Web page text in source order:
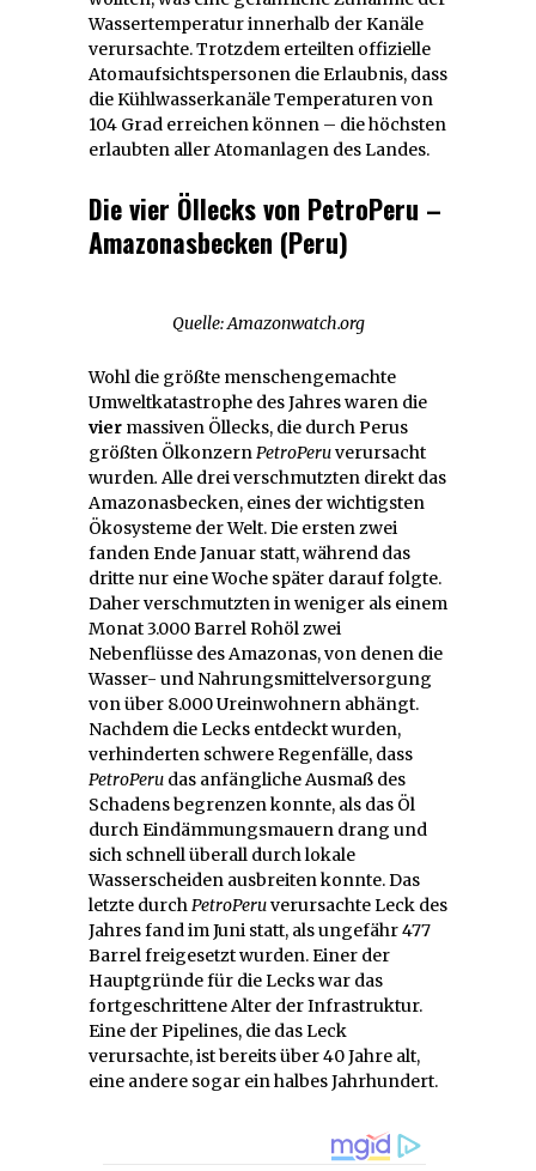
Wassertemperatur innerhalb der Kanäle
verursachte. Trotzdem erteilten offizielle
Atomaufsichtspersonen die Erlaubnis, dass
die Kühlwasserkanäle Temperaturen von
104 Grad erreichen können – die höchsten
erlaubten aller Atomanlagen des Landes.
Die vier Öllecks von PetroPeru –
Amazonasbecken (Peru)
Quelle: Amazonwatch.org
Wohl die größte menschengemachte
Umweltkatastrophe des Jahres waren die
vier massiven Öllecks, die durch Perus
größten ÖlkonzernPetroPeruverursacht
wurden. Alle drei verschmutzten direkt das
Amazonasbecken, eines der wichtigsten
Ökosysteme der Welt. Die ersten zwei
fanden Ende Januar statt, während das
dritte nur eine Woche später darauf folgte.
Daher verschmutzten in weniger als einem
Monat 3.000 Barrel Rohöl zwei
Nebenflüsse des Amazonas, von denen die
Wasser- und Nahrungsmittelversorgung
von über 8.000 Ureinwohnern abhängt.
Nachdem die Lecks entdeckt wurden,
verhinderten schwere Regenfälle, dass
PetroPeru das anfängliche Ausmaß des
Schadens begrenzen konnte, als das Öl
durch Eindämmungsmauern drang und
sich schnell überall durch lokale
Wasserscheiden ausbreiten konnte. Das
letzte durchPetroPeruverursachte Leck des
Jahres fand im Juni statt, als ungefähr 477
Barrel freigesetzt wurden. Einer der
Hauptgründe für die Lecks war das
fortgeschrittene Alter der Infrastruktur.
Eine der Pipelines, die das Leck
verursachte, ist bereits über 40 Jahre alt,
eine andere sogar ein halbes Jahrhundert.